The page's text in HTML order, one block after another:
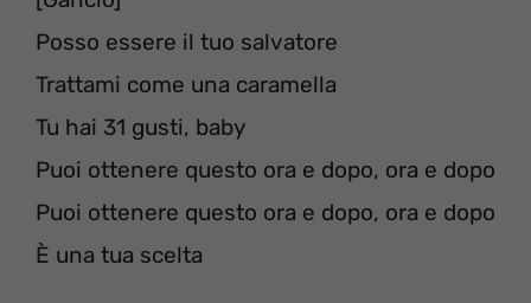
Posso essere il tuo salvatore
Trattami come una caramella
Tu hai 31 gusti, baby
Puoi ottenere questo ora e dopo, ora e dopo
Puoi ottenere questo ora e dopo, ora e dopo
È una tua scelta